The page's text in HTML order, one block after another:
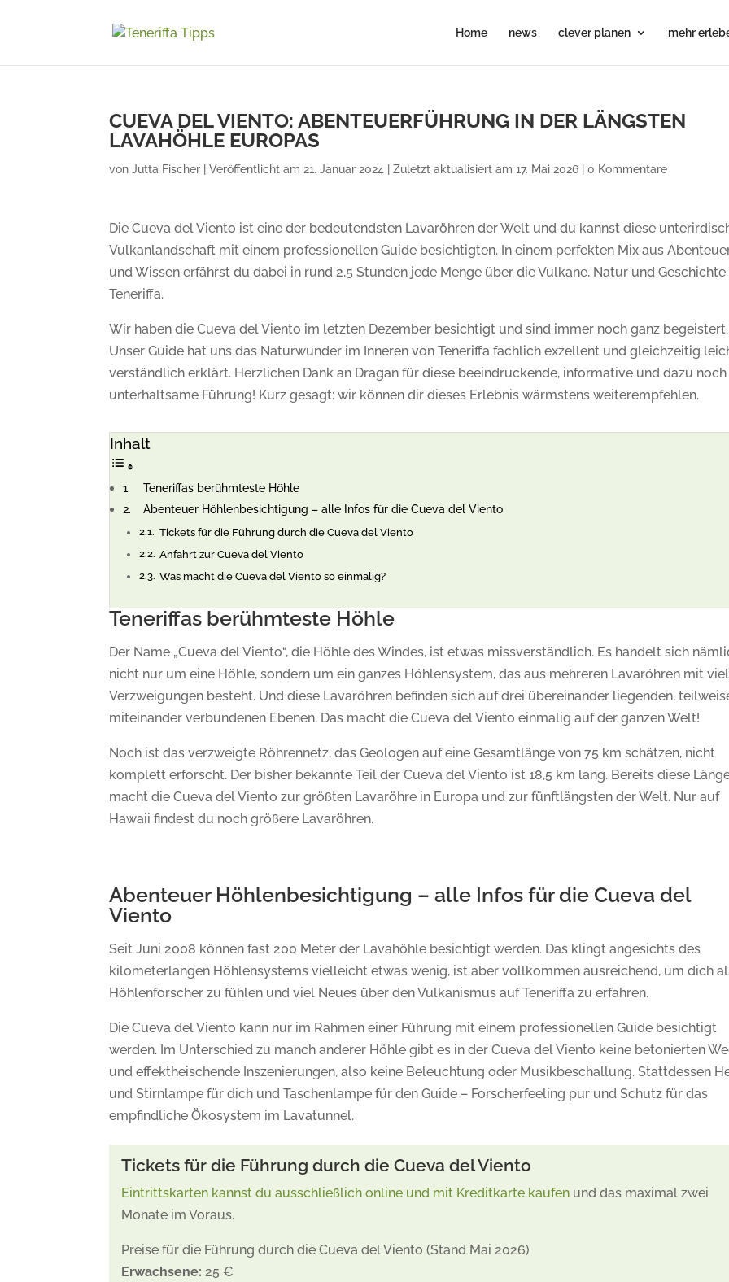
Home news clever planen mehr
CUEVA DEL VIENTO: ABENTEUERFÜHRUNG IN DER LÄNGSTEN
LAVAHÖHLE EUROPAS
vonJutta Fischer |Veröffentlicht am 21. Januar 2024 | Zuletzt aktualisiert am 17. Mai 2026 |0 Kommentare
Die Cueva del Viento ist eine der bedeutendsten Lavaröhren der Welt und du kannst diese
Vulkanlandschaft mit einem professionellen Guide besichtigten. In einem perfekten Mix aus
und Wissen erfährst du dabei in rund 2,5 Stunden jede Menge über die Vulkane, Natur und
Teneriffa.
Wir haben die Cueva del Viento im letzten Dezember besichtigt und sind immer noch ganz begeistert.
Unser Guide hat uns das Naturwunder im Inneren von Teneriffa fachlich exzellent und gleichzeitig
verständlich erklärt. Herzlichen Dank an Dragan für diese beeindruckende, informative und dazu noch
unterhaltsame Führung! Kurz gesagt: wir können dir dieses Erlebnis wärmstens weiterempfehlen.
Inhalt
Teneriffas berühmteste Höhle
Abenteuer Höhlenbesichtigung – alle Infos für die Cueva del Viento
Tickets für die Führung durch die Cueva del Viento
Anfahrt zur Cueva del Viento
Was macht die Cueva del Viento so einmalig?
Teneriffas berühmteste Höhle
Der Name „Cueva del Viento“, die Höhle des Windes, ist etwas missverständlich. Es handelt sich
nicht nur um eine Höhle, sondern um ein ganzes Höhlensystem, das aus mehreren Lavaröhren mit
Verzweigungen besteht. Und diese Lavaröhren befinden sich auf drei übereinander liegenden,
miteinander verbundenen Ebenen. Das macht die Cueva del Viento einmalig auf der ganzen Welt!
Noch ist das verzweigte Röhrennetz, das Geologen auf eine Gesamtlänge von 75 km schätzen, nicht
komplett erforscht. Der bisher bekannte Teil der Cueva del Viento ist 18,5 km lang. Bereits diese
macht die Cueva del Viento zur größten Lavaröhre in Europa und zur fünftlängsten der Welt. Nur auf
Hawaii findest du noch größere Lavaröhren.
Abenteuer Höhlenbesichtigung – alle Infos für die Cueva del
Viento
Seit Juni 2008 können fast 200 Meter der Lavahöhle besichtigt werden. Das klingt angesichts des
kilometerlangen Höhlensystems vielleicht etwas wenig, ist aber vollkommen ausreichend, um dich
Höhlenforscher zu fühlen und viel Neues über den Vulkanismus auf Teneriffa zu erfahren.
Die Cueva del Viento kann nur im Rahmen einer Führung mit einem professionellen Guide besichtigt
werden. Im Unterschied zu manch anderer Höhle gibt es in der Cueva del Viento keine betonierten
und effektheischende Inszenierungen, also keine Beleuchtung oder Musikbeschallung. Stattdessen
und Stirnlampe für dich und Taschenlampe für den Guide – Forscherfeeling pur und Schutz für das
empfindliche Ökosystem im Lavatunnel.
Tickets für die Führung durch die Cueva del Viento
Eintrittskarten kannst du ausschließlich online und mit Kreditkarte kaufen und das maximal zwei
Monate im Voraus.
Preise für die Führung durch die Cueva del Viento (Stand Mai 2026)
Erwachsene: 25 €